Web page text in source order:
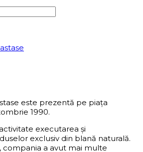
este prezentă pe piața
1990.
executarea și
exclusiv din blană naturală.
a avut mai multe